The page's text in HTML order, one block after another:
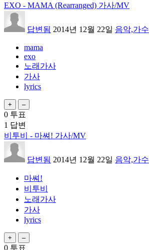
EXO - MAMA (Rearranged) 가사/MV
답변됨 2014년 12월 22일 음악,가수
mama
exo
노래가사
가사
lyrics
0 투표
1 답변
비투비 - 마쎠! 가사/MV
답변됨 2014년 12월 22일 음악,가수
마쎠!
비투비
노래가사
가사
lyrics
0 투표